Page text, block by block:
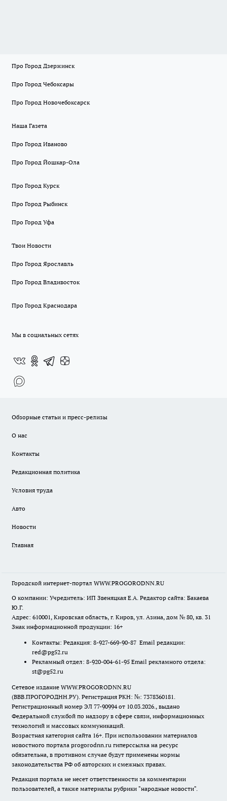
Про Город Дзержинск
Про Город Чебоксары
Про Город Новочебоксарск
Наша Газета
Про Город Иваново
Про Город Йошкар-Ола
Про Город Курск
Про Город Рыбинск
Про Город Уфа
Твои Новости
Про Город Ярославль
Про Город Владивосток
Про Город Краснодара
Мы в социальных сетях
Обзорные статьи и пресс-релизы
О нас
Контакты
Редакционная политика
Условия труда
Авто
Новости
Главная
Городской интернет-портал WWW.PROGORODNN.RU
О компании: Учредитель: ИП Звеняцкая Е.А. Редактор сайта: Бакаева
Ю.Г.
Адрес: 610001, Кировская область, г. Киров, ул. Азина, дом № 80, кв. 31
Знак информационной продукции: 16+
Контакты: Редакция: 8-927-669-90-87 Email редакции:
red@pg52.ru
Рекламный отдел: 8-920-004-61-95 Email рекламного отдела:
st@pg52.ru
Сетевое издание WWW.PROGORODNN.RU
(ВВВ.ПРОГОРОДНН.РУ). Регистрация РКН: №: 7378360181.
Регистрационный номер ЭЛ 77-90994 от 10.03.2026., выдано
Федеральной службой по надзору в сфере связи, информационных
технологий и массовых коммуникаций.
Возрастная категория сайта 16+. При использовании материалов
новостного портала progorodnn.ru гиперссылка на ресурс
обязательна, в противном случае будут применены нормы
законодательства РФ об авторских и смежных правах.
Редакция портала не несет ответственности за комментарии
пользователей, а также материалы рубрики "народные новости".